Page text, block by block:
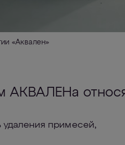
«Аквален»
АКВАЛЕНа
удаления примесей,